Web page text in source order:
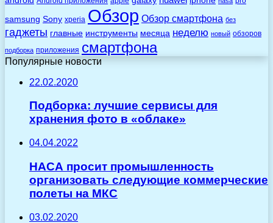
samsung Sony xperia Обзор Обзор смартфона без
гаджеты главные инструменты месяца неделю новый обзоров
подборка приложения смартфона
Популярные новости
22.02.2020
Подборка: лучшие сервисы для
хранения фото в «облаке»
04.04.2022
НАСА просит промышленность
организовать следующие коммерческие
полеты на МКС
03.02.2020